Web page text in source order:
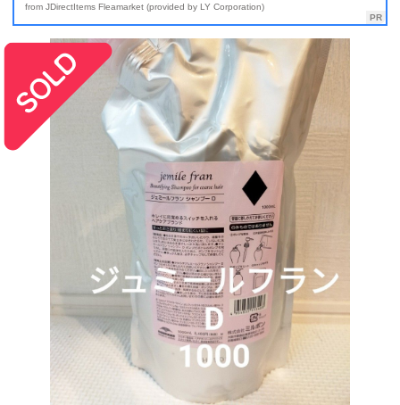
from JDirectItems Fleamarket (provided by LY Corporation)